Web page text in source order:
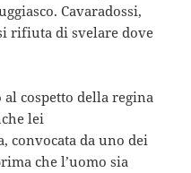
Cavaradossi,
rifiuta di svelare dove
al cospetto della regina
lei
convocata da uno dei
che l’uomo sia